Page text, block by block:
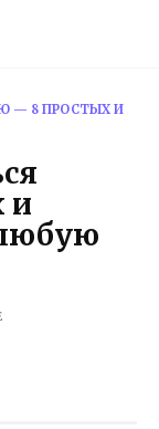
— 8 ПРОСТЫХ И
и